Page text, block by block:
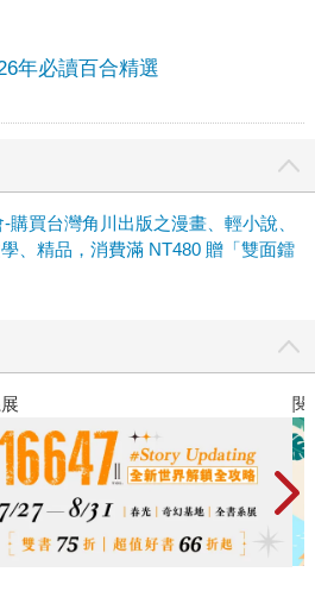
年必讀百合精選
購買台灣角川出版之漫畫、輕小說、
、精品，消費滿 NT480 贈「雙面鐳
銷榜